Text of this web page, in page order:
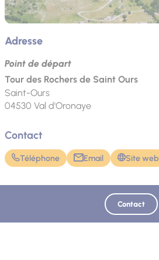
Adresse
Point de départ
Tour des Rochers de Saint Ours
Saint-Ours
04530 Val d'Oronaye
Contact
Téléphone Email Site web
Contact